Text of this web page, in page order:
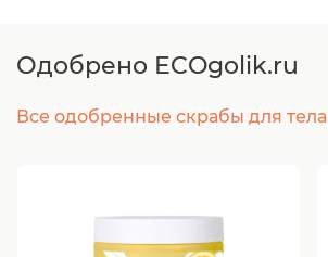
Одобрено ECOgolik.ru
Все одобренные скрабы для тела